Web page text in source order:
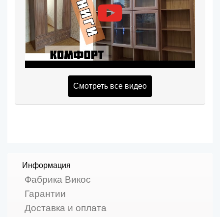
Смотреть все видео
Информация
Фабрика Викос
Гарантии
Доставка и оплата